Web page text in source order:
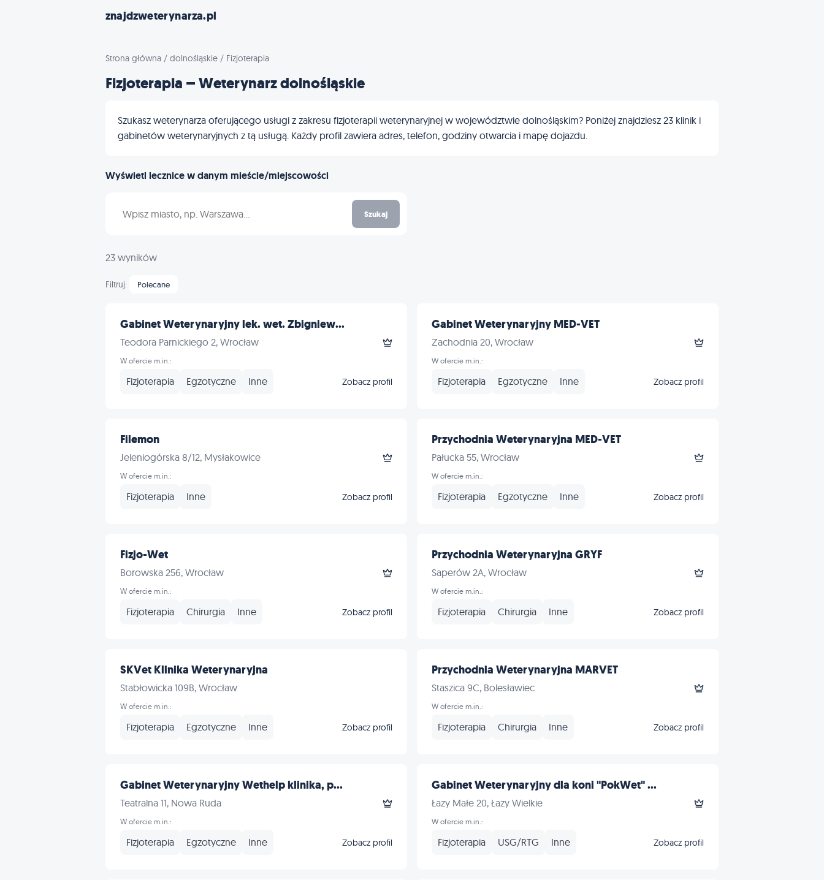
znajdzweterynarza.pl
Strona główna / dolnośląskie / Fizjoterapia
Fizjoterapia – Weterynarz dolnośląskie
Szukasz weterynarza oferującego usługi z zakresu fizjoterapii weterynaryjnej w województwie dolnośląskim? Poniżej znajdziesz 23 klinik i
gabinetów weterynaryjnych z tą usługą. Każdy profil zawiera adres, telefon, godziny otwarcia i mapę dojazdu.
Wyświetl lecznice w danym mieście/miejscowości
Szukaj
23 wyników
Filtruj: Polecane
Gabinet Weterynaryjny lek. wet. Zbigniew...
Teodora Parnickiego 2, Wrocław
W ofercie m.in.:
Fizjoterapia Egzotyczne Inne Zobacz profil
Gabinet Weterynaryjny MED-VET
Zachodnia 20, Wrocław
W ofercie m.in.:
Fizjoterapia Egzotyczne Inne Zobacz profil
Filemon
Jeleniogórska 8/12, Mysłakowice
W ofercie m.in.:
Fizjoterapia Inne Zobacz profil
Przychodnia Weterynaryjna MED-VET
Pałucka 55, Wrocław
W ofercie m.in.:
Fizjoterapia Egzotyczne Inne Zobacz profil
Fizjo-Wet
Borowska 256, Wrocław
W ofercie m.in.:
Fizjoterapia Chirurgia Inne Zobacz profil
Przychodnia Weterynaryjna GRYF
Saperów 2A, Wrocław
W ofercie m.in.:
Fizjoterapia Chirurgia Inne Zobacz profil
SKVet Klinika Weterynaryjna
Stabłowicka 109B, Wrocław
W ofercie m.in.:
Fizjoterapia Egzotyczne Inne Zobacz profil
Przychodnia Weterynaryjna MARVET
Staszica 9C, Bolesławiec
W ofercie m.in.:
Fizjoterapia Chirurgia Inne Zobacz profil
Gabinet Weterynaryjny Wethelp klinika, p...
Teatralna 11, Nowa Ruda
W ofercie m.in.:
Fizjoterapia Egzotyczne Inne Zobacz profil
Gabinet Weterynaryjny dla koni "PokWet" ...
Łazy Małe 20, Łazy Wielkie
W ofercie m.in.:
Fizjoterapia USG/RTG Inne Zobacz profil